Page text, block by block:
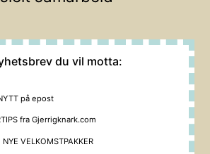
du vil motta:
på epost
fra Gjerrigknark.com
VELKOMSTPAKKER